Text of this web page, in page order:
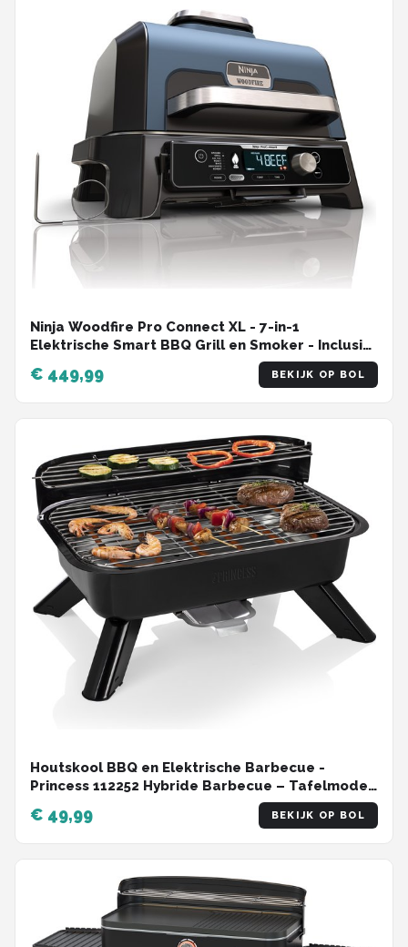
Ninja Woodfire Pro Connect XL - 7-in-1
Elektrische Smart BBQ Grill en Smoker - Inclusief
Digitale Braadthermometer - Connect App -
OG901EU
€ 449,99 BEKIJK OP BOL
Houtskool BBQ en Elektrische Barbecue -
Princess 112252 Hybride Barbecue – Tafelmodel
- 2000W - 44x 29cm - Gebruik elektrisch of met
kolen - Geschikt voor gebruik op balkon - bbq
accesoires
€ 49,99 BEKIJK OP BOL